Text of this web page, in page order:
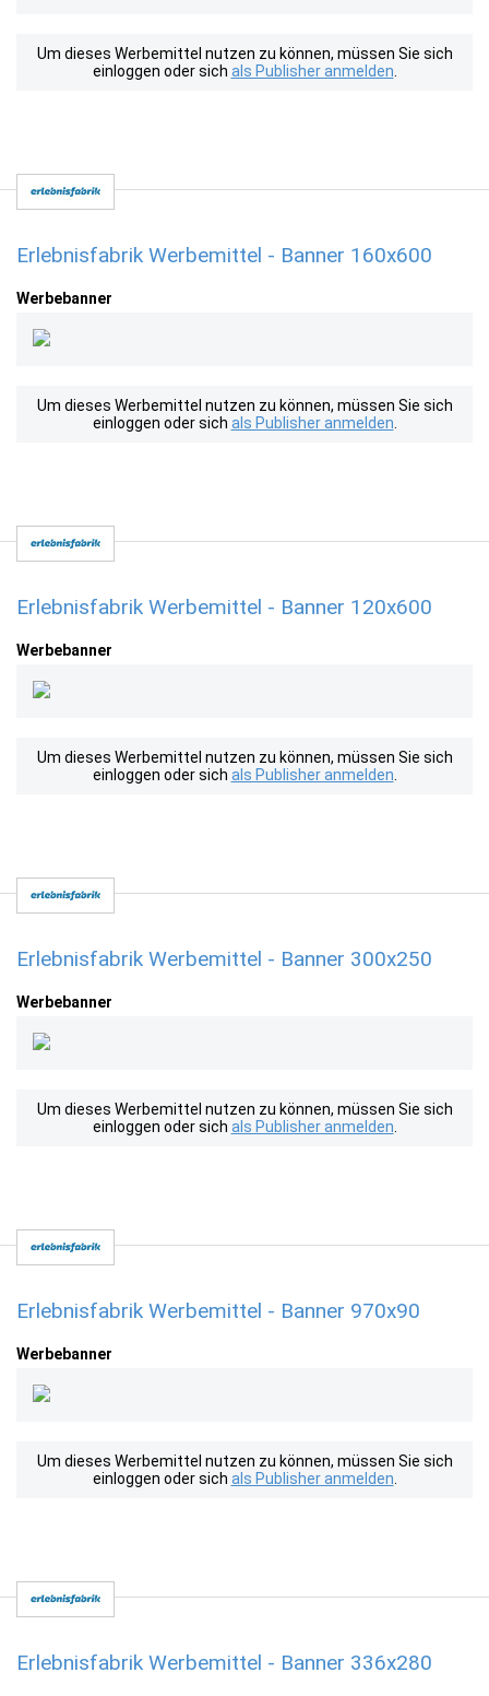
Um dieses Werbemittel nutzen zu können, müssen Sie sich
einloggen oder sich als Publisher anmelden
Erlebnisfabrik Werbemittel - Banner 160x600
Werbebanner
Um dieses Werbemittel nutzen zu können, müssen Sie sich
einloggen oder sich als Publisher anmelden
Erlebnisfabrik Werbemittel - Banner 120x600
Werbebanner
Um dieses Werbemittel nutzen zu können, müssen Sie sich
einloggen oder sich als Publisher anmelden
Erlebnisfabrik Werbemittel - Banner 300x250
Werbebanner
Um dieses Werbemittel nutzen zu können, müssen Sie sich
einloggen oder sich als Publisher anmelden
Erlebnisfabrik Werbemittel - Banner 970x90
Werbebanner
Um dieses Werbemittel nutzen zu können, müssen Sie sich
einloggen oder sich als Publisher anmelden
Erlebnisfabrik Werbemittel - Banner 336x280